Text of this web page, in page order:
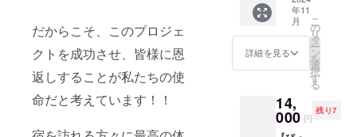
だからこそ、このプロジェ
クトを成功させ、皆様に恩
返しすることが私たちの使
命だと考えています！！
品のラ
ベルに
表記さ
れま
す。 商
品開封
必ずお
届けの
リター
オープ
ン中は
使用不
可。
2025年
4月1日
用可
能。2年
間有
使用不
可。
2024年
より使
用可
間有
効。 ※
冷凍発
送で全
たお得
なプラ
ンで
未就学
児はご
い。 ②
施設の
本オー
②さん
わ堂の
おすす
ヴィー
ガン
個セッ
ト 自然
な甘さ
子＆ド
リップ
バッグ
のセッ
使った
スコー
ン2種
ちゃん
の田ん
ぼで丁
寧に育
るみど
農園の
こだわ
ンド
ベーグ
ルをい
つもご
利用い
ただい
お客様
や、こ
れから
年11
月
詳細を見る
こ
の
リ
タ
ー
ン
を
選
択
す
る
14,
000 円
残り7